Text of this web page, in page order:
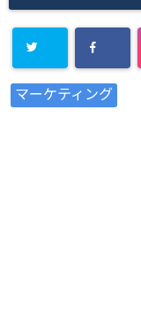
Undefined
マーケティング